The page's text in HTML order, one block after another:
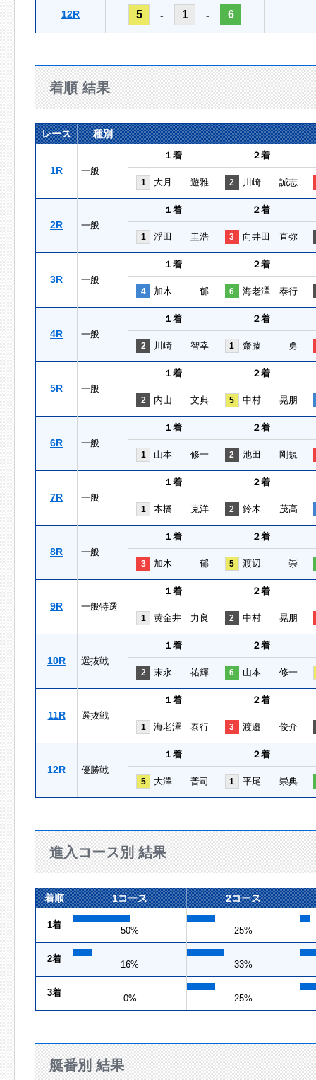
12R 5 - 1 - 6
着順 結果
レース 種別
1R 一般
１着 ２着
1 大月 遊雅 2 川崎 誠志
2R 一般
１着 ２着
1 浮田 圭浩 3 向井田 直弥
3R 一般
１着 ２着
4 加木 郁 6 海老澤 泰行
4R 一般
１着 ２着
2 川崎 智幸 1 齋藤 勇
5R 一般
１着 ２着
2 内山 文典 5 中村 晃朋
6R 一般
１着 ２着
1 山本 修一 2 池田 剛規
7R 一般
１着 ２着
1 本橋 克洋 2 鈴木 茂高
8R 一般
１着 ２着
3 加木 郁 5 渡辺 崇
9R 一般特選
１着 ２着
1 黄金井 力良 2 中村 晃朋
10R 選抜戦
１着 ２着
2 末永 祐輝 6 山本 修一
11R 選抜戦
１着 ２着
1 海老澤 泰行 3 渡邉 俊介
12R 優勝戦
１着 ２着
5 大澤 普司 1 平尾 崇典
進入コース別 結果
着順 1コース 2コース
1着
50% 25%
2着
16% 33%
3着
0% 25%
艇番別 結果